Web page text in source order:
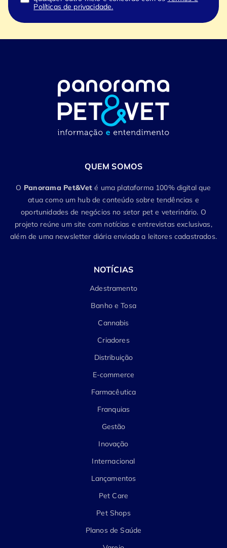
Políticas de privacidade.
QUEM SOMOS
O Panorama Pet&Vet é uma plataforma 100% digital que
atua como um hub de conteúdo sobre tendências e
oportunidades de negócios no setor pet e veterinário. O
projeto reúne um site com notícias e entrevistas exclusivas,
além de uma newsletter diária enviada a leitores cadastrados.
NOTÍCIAS
Adestramento
Banho e Tosa
Cannabis
Criadores
Distribuição
E-commerce
Farmacêutica
Franquias
Gestão
Inovação
Internacional
Lançamentos
Pet Care
Pet Shops
Planos de Saúde